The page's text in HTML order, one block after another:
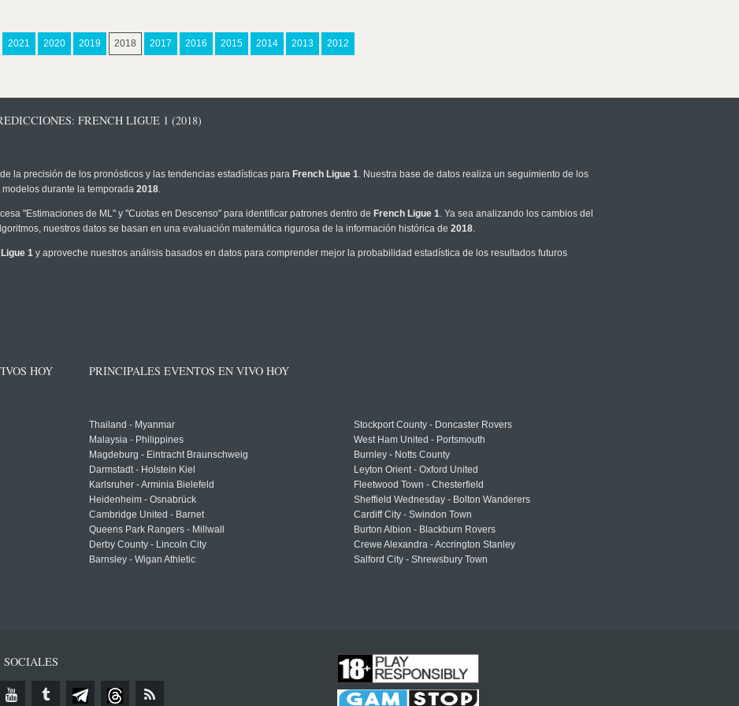
2021 2020 2019 2018 2017 2016 2015 2014 2013 2012
FRENCH LIGUE 1 (2018)
la precisión de los pronósticos y las tendencias estadísticas para French Ligue 1. Nuestra base de datos realiza un seguimiento de los
durante la temporada 2018.
"Estimaciones de ML" y "Cuotas en Descenso" para identificar patrones dentro de French Ligue 1. Ya sea analizando los cambios del
nuestros datos se basan en una evaluación matemática rigurosa de la información histórica de 2018.
1 y aproveche nuestros análisis basados en datos para comprender mejor la probabilidad estadística de los resultados futuros
HOY PRINCIPALES EVENTOS EN VIVO HOY
Thailand - Myanmar
Malaysia - Philippines
Magdeburg - Eintracht Braunschweig
Darmstadt - Holstein Kiel
Karlsruher - Arminia Bielefeld
Heidenheim - Osnabrück
Cambridge United - Barnet
Queens Park Rangers - Millwall
Derby County - Lincoln City
Barnsley - Wigan Athletic
Stockport County - Doncaster Rovers
West Ham United - Portsmouth
Burnley - Notts County
Leyton Orient - Oxford United
Fleetwood Town - Chesterfield
Sheffield Wednesday - Bolton Wanderers
Cardiff City - Swindon Town
Burton Albion - Blackburn Rovers
Crewe Alexandra - Accrington Stanley
Salford City - Shrewsbury Town
SOCIALES